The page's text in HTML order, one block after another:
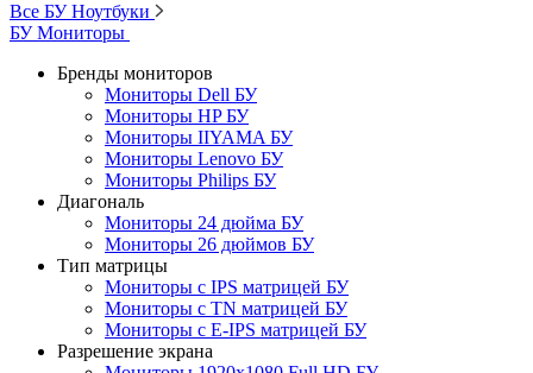
Все БУ Ноутбуки
БУ Мониторы
Бренды мониторов
Мониторы Dell БУ
Мониторы HP БУ
Мониторы IIYAMA БУ
Мониторы Lenovo БУ
Мониторы Philips БУ
Диагональ
Мониторы 24 дюйма БУ
Мониторы 26 дюймов БУ
Тип матрицы
Мониторы с IPS матрицей БУ
Мониторы с TN матрицей БУ
Мониторы с E-IPS матрицей БУ
Разрешение экрана